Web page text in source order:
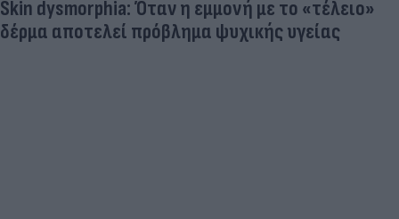
Γιατί ξαναπαίρνουμε το χαμένο βάρος; Ο ρόλος
του βιολογικού προγραμματισμού μας